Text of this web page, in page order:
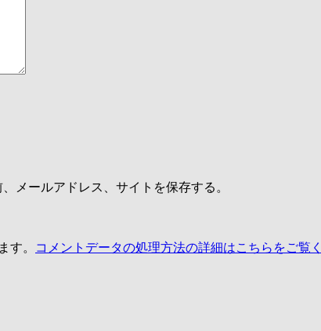
メールアドレス、サイトを保存する。
す。 コメントデータの処理方法の詳細はこちらをご覧